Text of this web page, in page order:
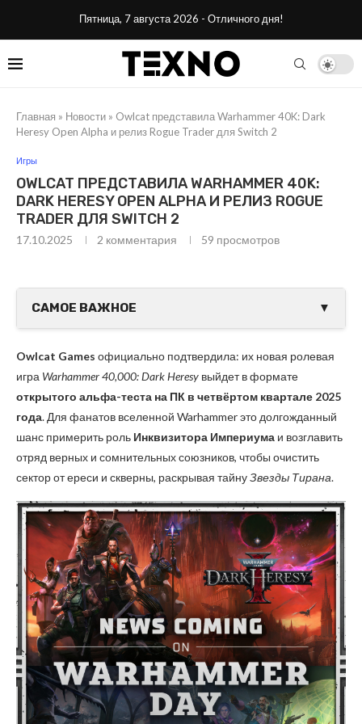
Пятница, 7 августа 2026 - Отличного дня!
Главная » Новости » Owlcat представила Warhammer 40K: Dark
Heresy Open Alpha и релиз Rogue Trader для Switch 2
Игры
OWLCAT ПРЕДСТАВИЛА WARHAMMER 40K:
DARK HERESY OPEN ALPHA И РЕЛИЗ ROGUE
TRADER ДЛЯ SWITCH 2
17.10.2025 2 комментария 59 просмотров
САМОЕ ВАЖНОЕ ▼
Owlcat Games официально подтвердила: их новая ролевая
игра Warhammer 40,000: Dark Heresy выйдет в формате
открытого альфа-теста на ПК в четвёртом квартале 2025
года. Для фанатов вселенной Warhammer это долгожданный
шанс примерить роль Инквизитора Империума и возглавить
отряд верных и сомнительных союзников, чтобы очистить
сектор от ереси и скверны, раскрывая тайнуЗвезды Тирана.